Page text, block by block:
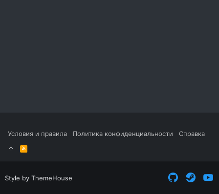
Условия и правила Политика конфиденциальности Справка
R
S
S
Style by ThemeHouse